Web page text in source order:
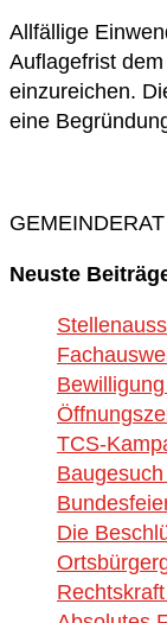
Allfällige
Auflagefrist
einzureichen.
eine
Neuste
TCS-
Die